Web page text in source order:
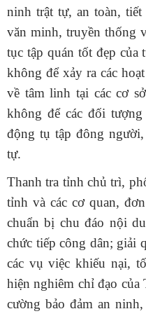
ninh trật tự, an toàn,
văn minh, truyền thống
tục tập quán tốt đẹp
không để xảy ra các
về tâm linh tại các cơ
không để các đối
động tụ tập đông
tự.
Thanh tra tỉnh chủ trì,
tỉnh và các cơ quan,
chuẩn bị chu đáo nội
chức tiếp công dân; giải
các vụ việc khiếu nại,
hiện nghiêm chỉ đạo
cường bảo đảm an